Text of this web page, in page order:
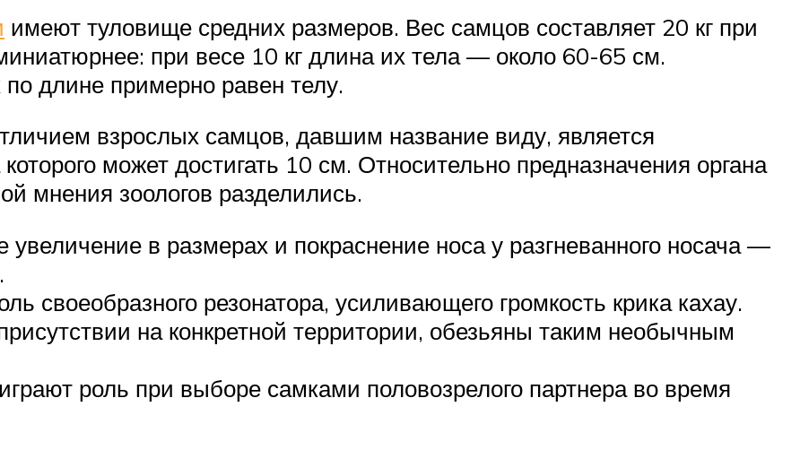
имеют туловище средних размеров. Вес самцов составляет 20 кг при
при весе 10 кг длина их тела — около 60-65 см.
длине примерно равен телу.
взрослых самцов, давшим название виду, является
может достигать 10 см. Относительно предназначения органа
мнения зоологов разделились.
увеличение в размерах и покраснение носа у разгневанного носача —
своеобразного резонатора, усиливающего громкость крика кахау.
на конкретной территории, обезьяны таким необычным
роль при выборе самками половозрелого партнера во время